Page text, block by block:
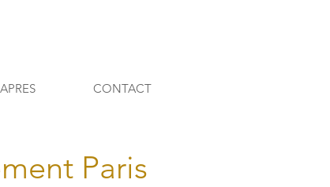
CONTACT
Paris